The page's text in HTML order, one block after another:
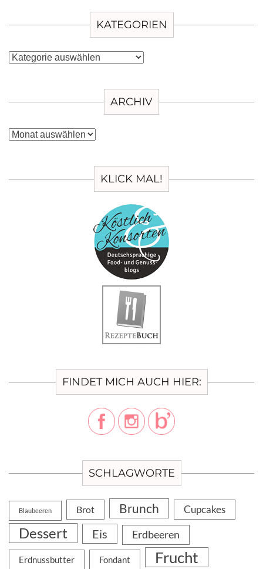
KATEGORIEN
Kategorien
ARCHIV
Archiv
KLICK MAL!
FINDET MICH AUCH HIER:
SCHLAGWORTE
Blaubeeren Brot Brunch Cupcakes
Dessert Eis Erdbeeren
Erdnussbutter Fondant Frucht